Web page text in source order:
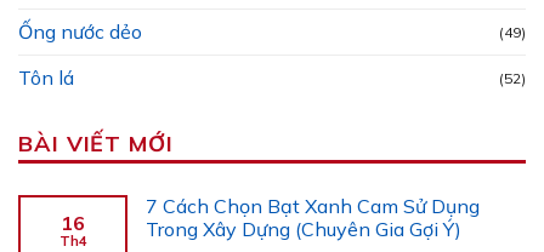
Ống nước dẻo (49)
Tôn lá (52)
BÀI VIẾT MỚI
16
Th4
7 Cách Chọn Bạt Xanh Cam Sử Dụng
Trong Xây Dựng (Chuyên Gia Gợi Ý)